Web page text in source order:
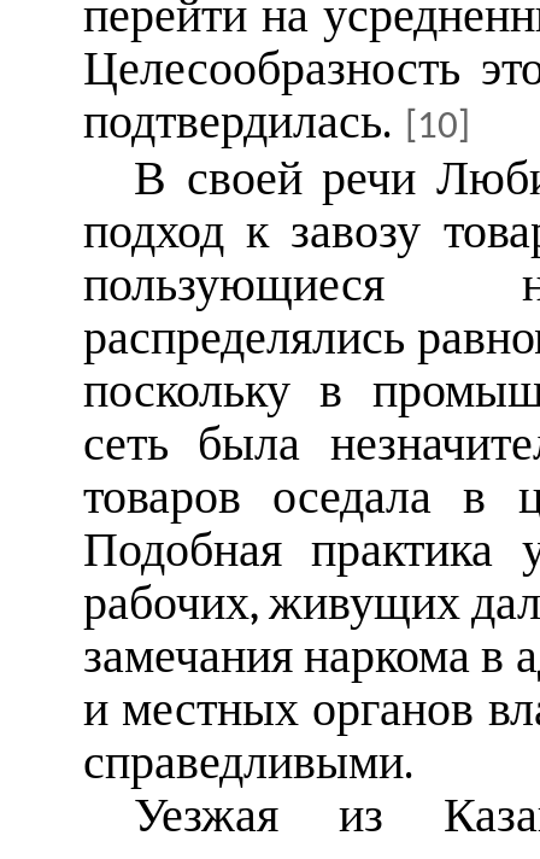
перейти на
Целесообразность
подтвердилась.
[10]
В своей речи
подход к завозу
пользующиеся
распределялись
поскольку в
сеть была
товаров оседала в
Подобная практика
рабочих, живущих
замечания наркома в
и местных органов
справедливыми.
Уезжая из